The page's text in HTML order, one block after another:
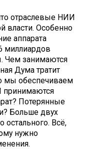
отраслевые НИИ
власти. Особенно
аппарата
миллиардов
Чем занимаются
Дума тратит
мы обеспечиваем
принимаются
Потерянные
Больше двух
остального. Всё,
нужно